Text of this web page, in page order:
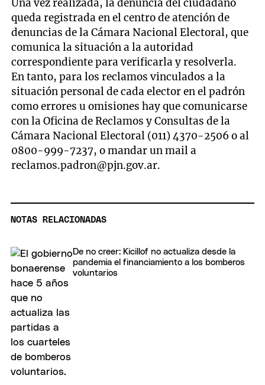
Una vez realizada, la denuncia del ciudadano
queda registrada en el centro de atención de
denuncias de la Cámara Nacional Electoral, que
comunica la situación a la autoridad
correspondiente para verificarla y resolverla.
En tanto, para los reclamos vinculados a la
situación personal de cada elector en el padrón
como errores u omisiones hay que comunicarse
con la Oficina de Reclamos y Consultas de la
Cámara Nacional Electoral (011) 4370-2506 o al
0800-999-7237, o mandar un mail a
reclamos.padron@pjn.gov.ar.
NOTAS RELACIONADAS
De no creer: Kicillof no actualiza desde la
pandemia el financiamiento a los bomberos
voluntarios